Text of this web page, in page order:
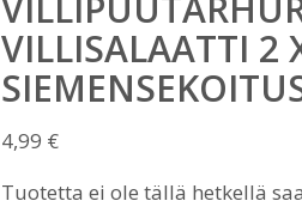
VILLISALAATTI 2
4,99 €
Tuotetta ei ole tällä hetkellä